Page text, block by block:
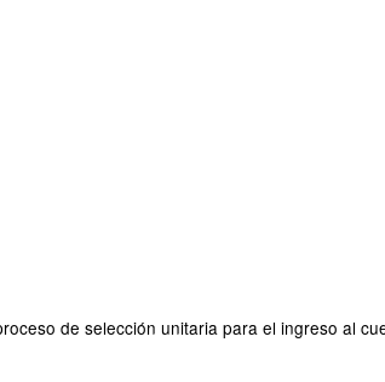
de selección unitaria para el ingreso al